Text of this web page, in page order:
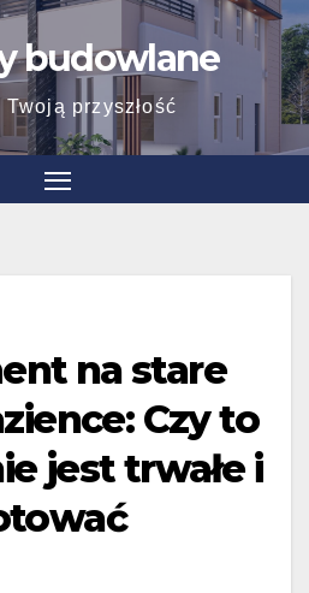
budowlane
przyszłość
na stare
Czy to
jest trwałe i